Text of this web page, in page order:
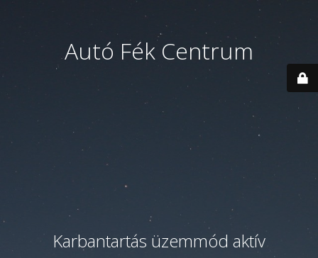
Autó Fék Centrum
Karbantartás üzemmód aktív